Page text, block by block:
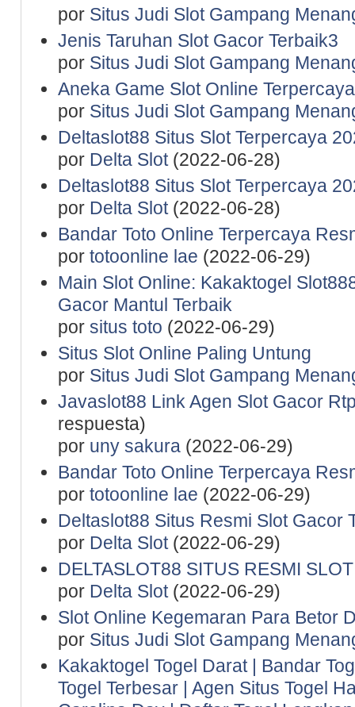
por Situs Judi Slot Gampang
Jenis Taruhan Slot Gacor Terbaik3
por Situs Judi Slot Gampang
Aneka Game Slot Online Terpercaya
por Situs Judi Slot Gampang
Deltaslot88 Situs Slot Terpercaya
por Delta Slot(2022-06-28)
Deltaslot88 Situs Slot Terpercaya
por Delta Slot(2022-06-28)
Bandar Toto Online Terpercaya
por totoonline lae (2022-06-29)
Main Slot Online: Kakaktogel
Gacor Mantul Terbaik
por situs toto (2022-06-29)
Situs Slot Online Paling Untung
por Situs Judi Slot Gampang
Javaslot88 Link Agen Slot Gacor
respuesta)
por uny sakura(2022-06-29)
Bandar Toto Online Terpercaya
por totoonline lae (2022-06-29)
Deltaslot88 Situs Resmi Slot Gacor
por Delta Slot(2022-06-29)
DELTASLOT88 SITUS RESMI
por Delta Slot(2022-06-29)
Slot Online Kegemaran Para Betor
por Situs Judi Slot Gampang
Kakaktogel Togel Darat | Bandar
Togel Terbesar | Agen Situs Togel